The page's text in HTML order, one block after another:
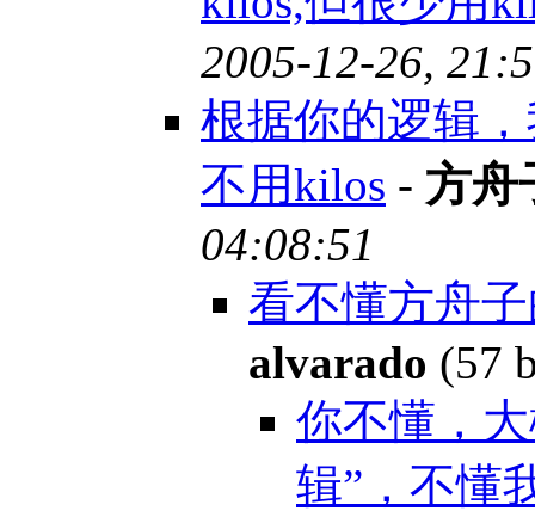
2005-12-26,
根据你的逻辑
不用kilos - 方舟
04:08:51
看不懂方舟
alvarado (57
你不懂，
辑”，不懂